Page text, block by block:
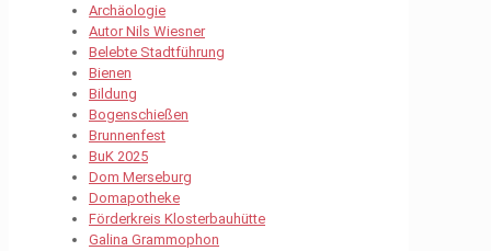
Archäologie
Autor Nils Wiesner
Belebte Stadtführung
Bienen
Bildung
Bogenschießen
Brunnenfest
BuK 2025
Dom Merseburg
Domapotheke
Förderkreis Klosterbauhütte
Galina Grammophon